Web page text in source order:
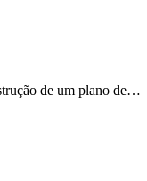
de um plano de…